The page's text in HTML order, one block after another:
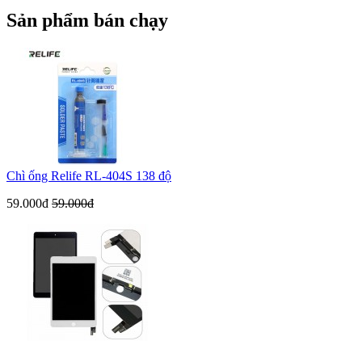
Sản phẩm bán chạy
Chì ống Relife RL-404S 138 độ
59.000đ 59.000đ